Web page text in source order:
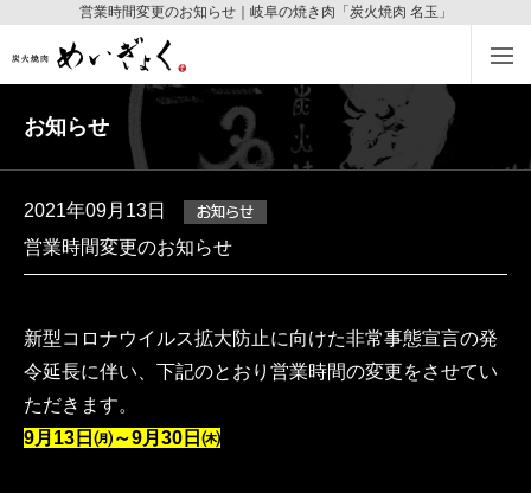
営業時間変更のお知らせ｜岐阜の焼き肉「炭火焼肉 名玉」
お知らせ
2021年09月13日
営業時間変更のお知らせ
新型コロナウイルス拡大防止に向けた非常事態宣言の発
令延長に伴い、下記のとおり営業時間の変更をさせてい
ただきます。
9月13日㈪～9月30日㈭